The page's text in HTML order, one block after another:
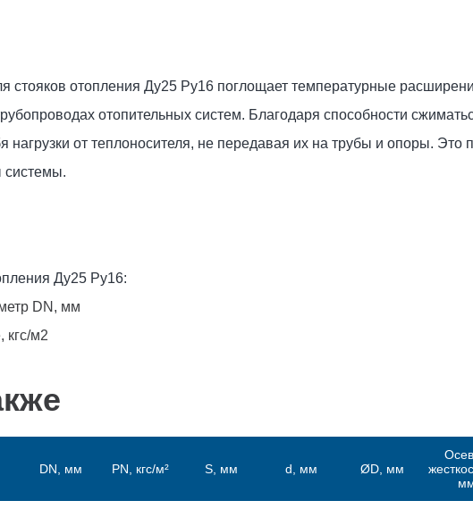
стояков отопления Ду25 Ру16 поглощает температурные
отопительных систем. Благодаря способности
нагрузки от теплоносителя, не передавая их на трубы и опоры. Это
системы.
Ду25 Ру16:
DN, мм
кгс/м2
DN, мм PN, кгс/м² S, мм d, мм ØD, мм